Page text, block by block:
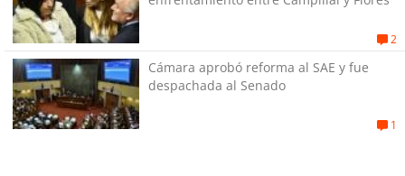
2
Cámara aprobó reforma al SAE y fue
despachada al Senado
1